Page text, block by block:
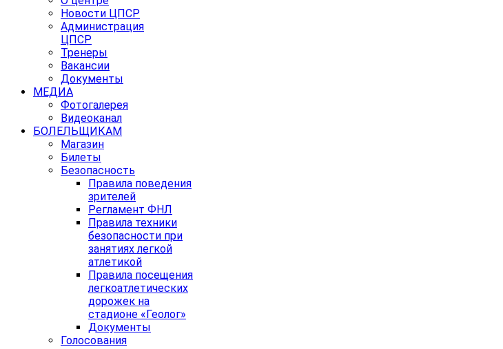
Новости ЦПСР
Администрация
ЦПСР
Тренеры
Вакансии
Документы
МЕДИА
Фотогалерея
Видеоканал
БОЛЕЛЬЩИКАМ
Магазин
Билеты
Безопасность
Правила поведения
зрителей
Регламент ФНЛ
Правила техники
безопасности при
занятиях легкой
атлетикой
Правила посещения
легкоатлетических
дорожек на
стадионе «Геолог»
Документы
Голосования